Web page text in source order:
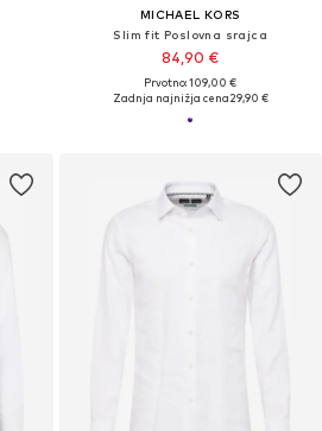
MICHAEL KORS
Slim fit Poslovna srajca
84,90 €
Prvotno: 109,00 €
Zadnja najnižja cena29,90 €